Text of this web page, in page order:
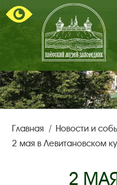
Главная
Главная
Новости и
2 мая в Левитановском
2